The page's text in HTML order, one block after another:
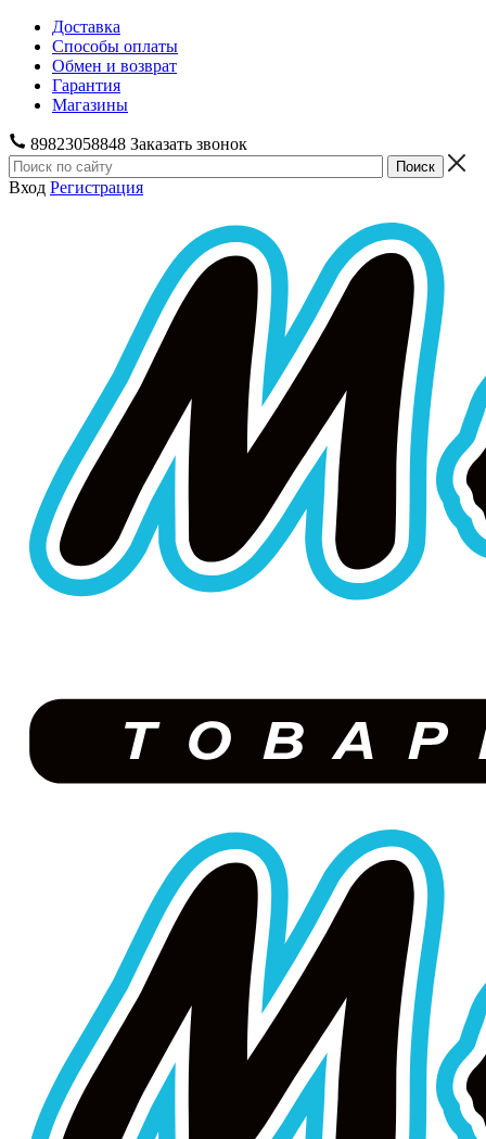
Доставка
Способы оплаты
Обмен и возврат
Гарантия
Магазины
89823058848 Заказать звонок
Вход Регистрация